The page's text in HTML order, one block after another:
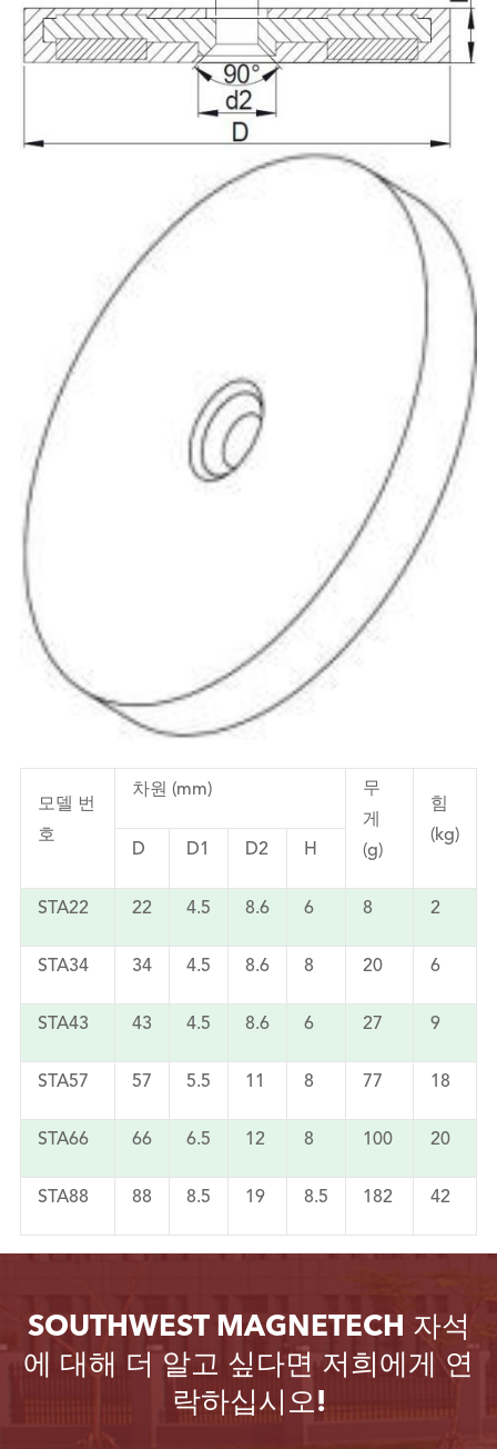
모델 번
호
차원 (mm)
무
게
(g)
힘
(kg)
D
D1 D2 H
STA22 22 4.5 8.6 6 8 2
STA34 34 4.5 8.6 8 20 6
STA43 43 4.5 8.6 6 27 9
STA57 57 5.5 11 8 77 18
STA66 66 6.5 12 8 100 20
STA88 88 8.5 19 8.5 182 42
SOUTHWEST MAGNETECH 자석
에 대해 더 알고 싶다면 저희에게 연
락하십시오!